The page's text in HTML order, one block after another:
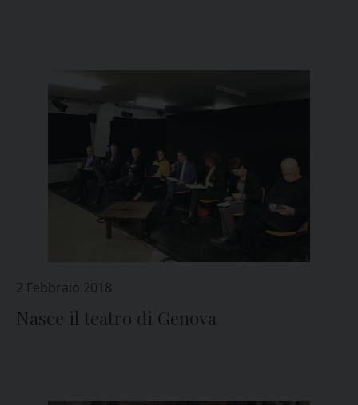
2 Febbraio 2018
Nasce il teatro di Genova